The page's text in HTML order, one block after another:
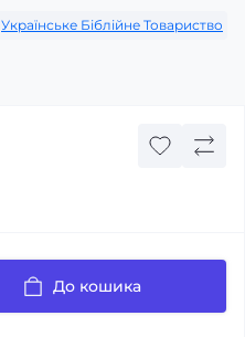
Українське Біблійне Товариство
До кошика